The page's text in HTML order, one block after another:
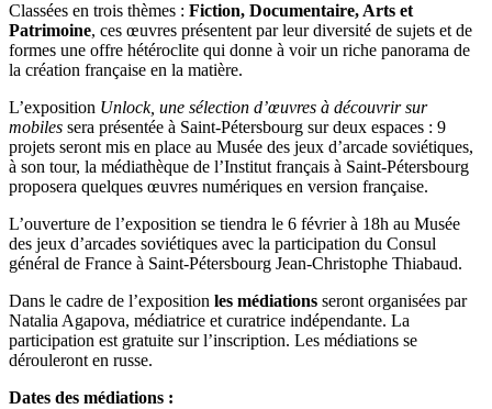
Classées en trois thèmes : Fiction, Documentaire, Arts et
Patrimoine, ces œuvres présentent par leur diversité de sujets et de
formes une offre hétéroclite qui donne à voir un riche panorama de
la création française en la matière.
L’exposition Unlock, une sélection d’œuvres à découvrir sur
mobiles sera présentée à Saint-Pétersbourg sur deux espaces : 9
projets seront mis en place au Musée des jeux d’arcade soviétiques,
à son tour, la médiathèque de l’Institut français à Saint-Pétersbourg
proposera quelques œuvres numériques en version française.
L’ouverture de l’exposition se tiendra le 6 février à 18h au Musée
des jeux d’arcades soviétiques avec la participation du Consul
général de France à Saint-Pétersbourg Jean-Christophe Thiabaud.
Dans le cadre de l’exposition les médiations seront organisées par
Natalia Agapova, médiatrice et curatrice indépendante. La
participation est gratuite sur l’inscription. Les médiations se
dérouleront en russe.
Dates des médiations :